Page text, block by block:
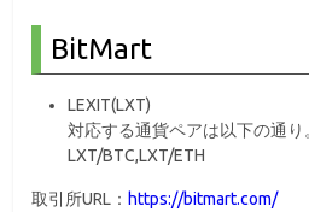
BitMart
LEXIT(LXT)
対応する通貨ペアは以下の通り
LXT/BTC,LXT/ETH
取引所URL： https://bitmart.com/